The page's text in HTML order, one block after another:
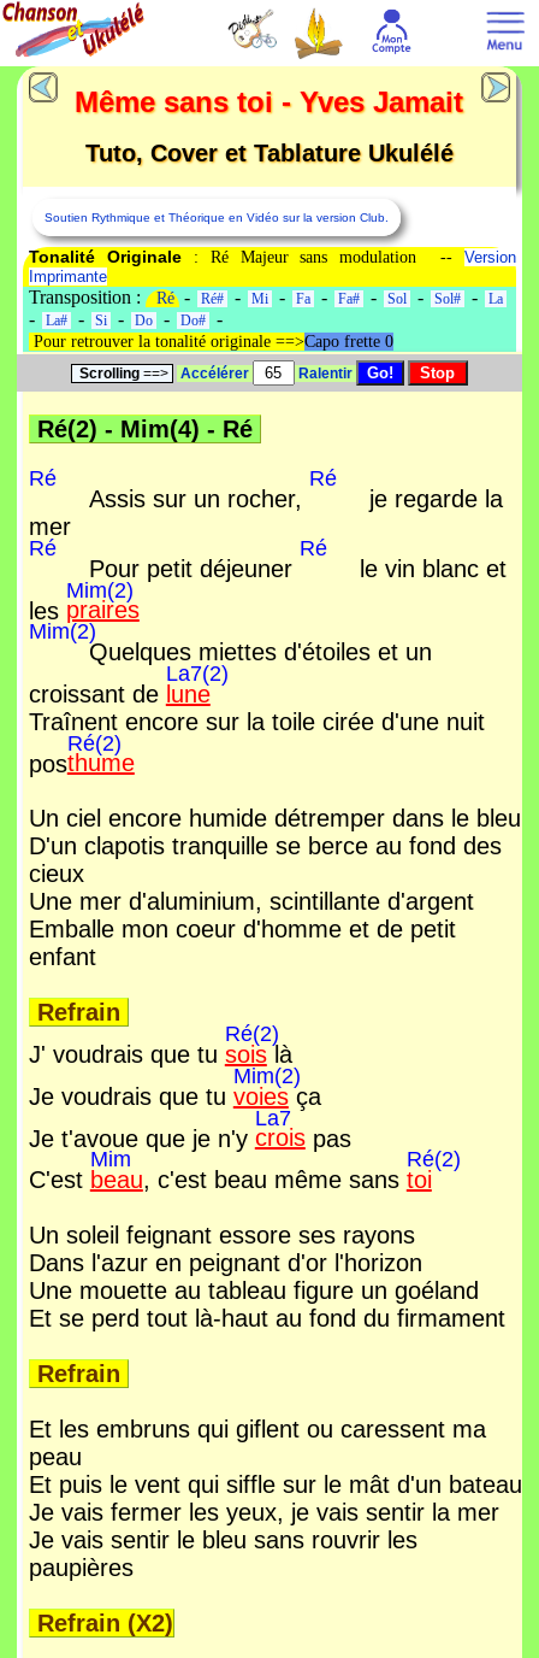
Même sans toi - Yves Jamait
Tuto, Cover et Tablature Ukulélé
Soutien Rythmique et Théorique en Vidéo sur la version Club.
Tonalité Originale: Ré Majeur sans modulation --Version
Imprimante
Transposition : Ré- Ré# - Mi - Fa - Fa# - Sol - Sol# - La
- La# - Si - Do - Do# -
Pour retrouver la tonalité originale ==>Capo frette 0
Scrolling ==> Accélérer Ralentir
Ré(2) - Mim(4) - Ré
Ré
Assis sur un rocher,
Ré
je regarde la
mer
Ré
Pour petit déjeuner
Ré
le vin blanc et
les
Mim(2)
praires
Mim(2)
Quelques miettes d'étoiles et un
croissant de
La7(2)
lune
Traînent encore sur la toile cirée d'une nuit
pos
Ré(2)
thume
Un ciel encore humide détremper dans le bleu
D'un clapotis tranquille se berce au fond des
cieux
Une mer d'aluminium, scintillante d'argent
Emballe mon coeur d'homme et de petit
enfant
Refrain
J' voudrais que tu
Ré(2)
soislà
Je voudrais que tu
Mim(2)
voiesça
Je t'avoue que je n'y
La7
croispas
C'est
Mim
beau, c'est beau même sans
Ré(2)
toi
Un soleil feignant essore ses rayons
Dans l'azur en peignant d'or l'horizon
Une mouette au tableau figure un goéland
Et se perd tout là-haut au fond du firmament
Refrain
Et les embruns qui giflent ou caressent ma
peau
Et puis le vent qui siffle sur le mât d'un bateau
Je vais fermer les yeux, je vais sentir la mer
Je vais sentir le bleu sans rouvrir les
paupières
Refrain (X2)